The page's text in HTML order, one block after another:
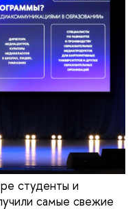
студенты и
самые свежие